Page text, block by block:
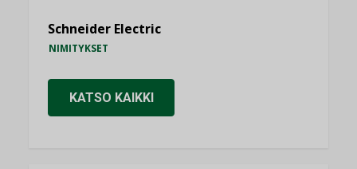
Schneider Electric
NIMITYKSET
KATSO KAIKKI